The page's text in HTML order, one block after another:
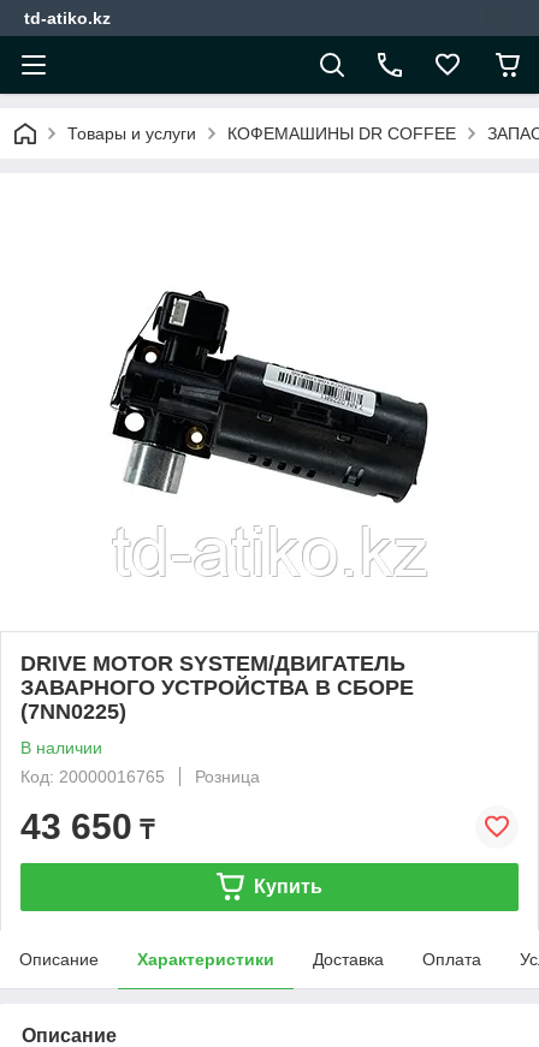
td-atiko.kz
Товары и услуги КОФЕМАШИНЫ DR COFFEE
DRIVE MOTOR SYSTEM/ДВИГАТЕЛЬ
ЗАВАРНОГО УСТРОЙСТВА В СБОРЕ
(7NN0225)
В наличии
Код: 20000016765
Розница
43 650 ₸
Купить
Описание Характеристики Доставка Оплата
Описание